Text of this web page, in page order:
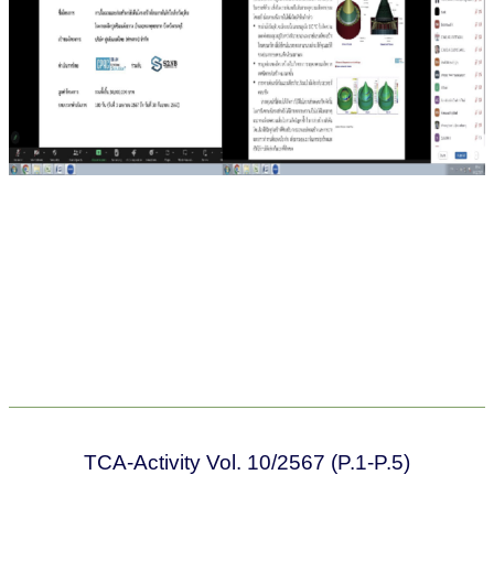
TCA-Activity Vol. 10/2567 (P.1-P.5)